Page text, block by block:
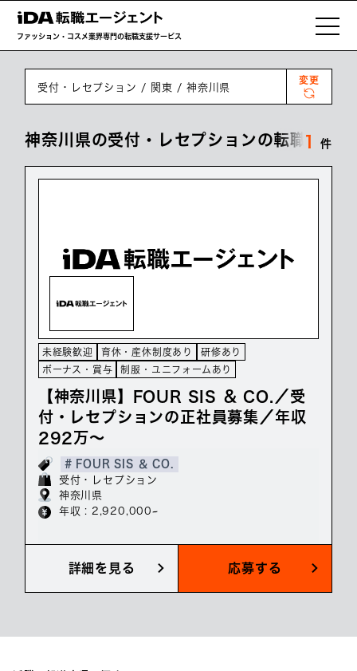
ファッション・コスメ業界専門の転職支援サービス
受付・レセプション 関東 神奈川県
変更
神奈川県の受付・レセプションの転職・求
1 件
未経験歓迎 育休・産休制度あり
研修あり
ボーナス・賞与
制服・ユニフォームあり
【神奈川県】FOUR SIS ＆ CO.／受
付・レセプションの正社員募集／年収
292万～
# FOUR SIS ＆ CO.
受付・レセプション
神奈川県
年収 : 2,920,000~
詳細を見る 応募する